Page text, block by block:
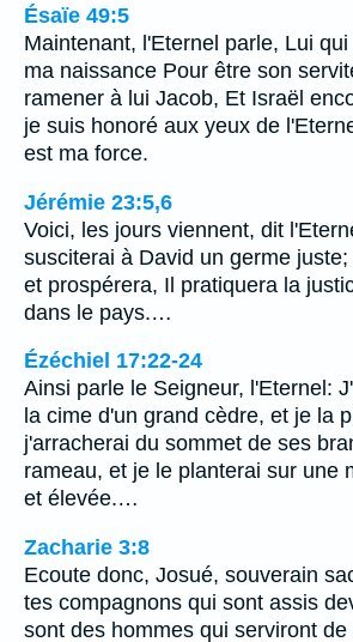
Ésaïe 49:5
Maintenant, l'Eternel parle, Lui
ma naissance Pour être son
ramener à lui Jacob, Et Israël
je suis honoré aux yeux de
est ma force.
Jérémie 23:5,6
Voici, les jours viennent, dit
susciterai à David un germe
et prospérera, Il pratiquera la
dans le pays.…
Ézéchiel 17:22-24
Ainsi parle le Seigneur, l'Eternel:
la cime d'un grand cèdre, et je la
j'arracherai du sommet de ses
rameau, et je le planterai sur une
et élevée.…
Zacharie 3:8
Ecoute donc, Josué, souverain
tes compagnons qui sont assis
sont des hommes qui serviront